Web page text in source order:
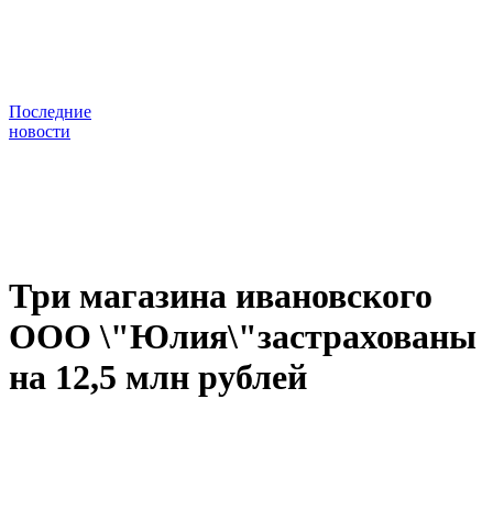
Последние
новости
Три магазина ивановского
ООО \"Юлия\"застрахованы
на 12,5 млн рублей